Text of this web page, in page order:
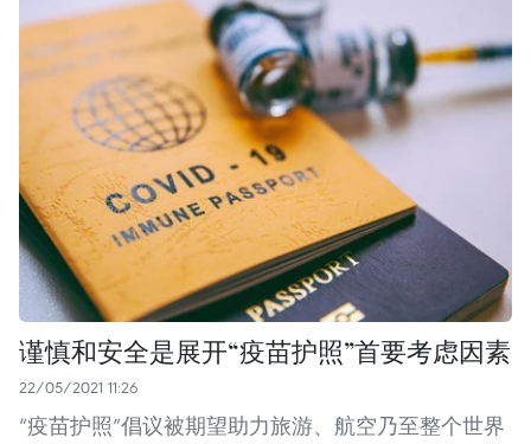
谨慎和安全是展开“疫苗护照”首要考虑因素
22/05/2021 11:26
“疫苗护照”倡议被期望助力旅游、航空乃至整个世界